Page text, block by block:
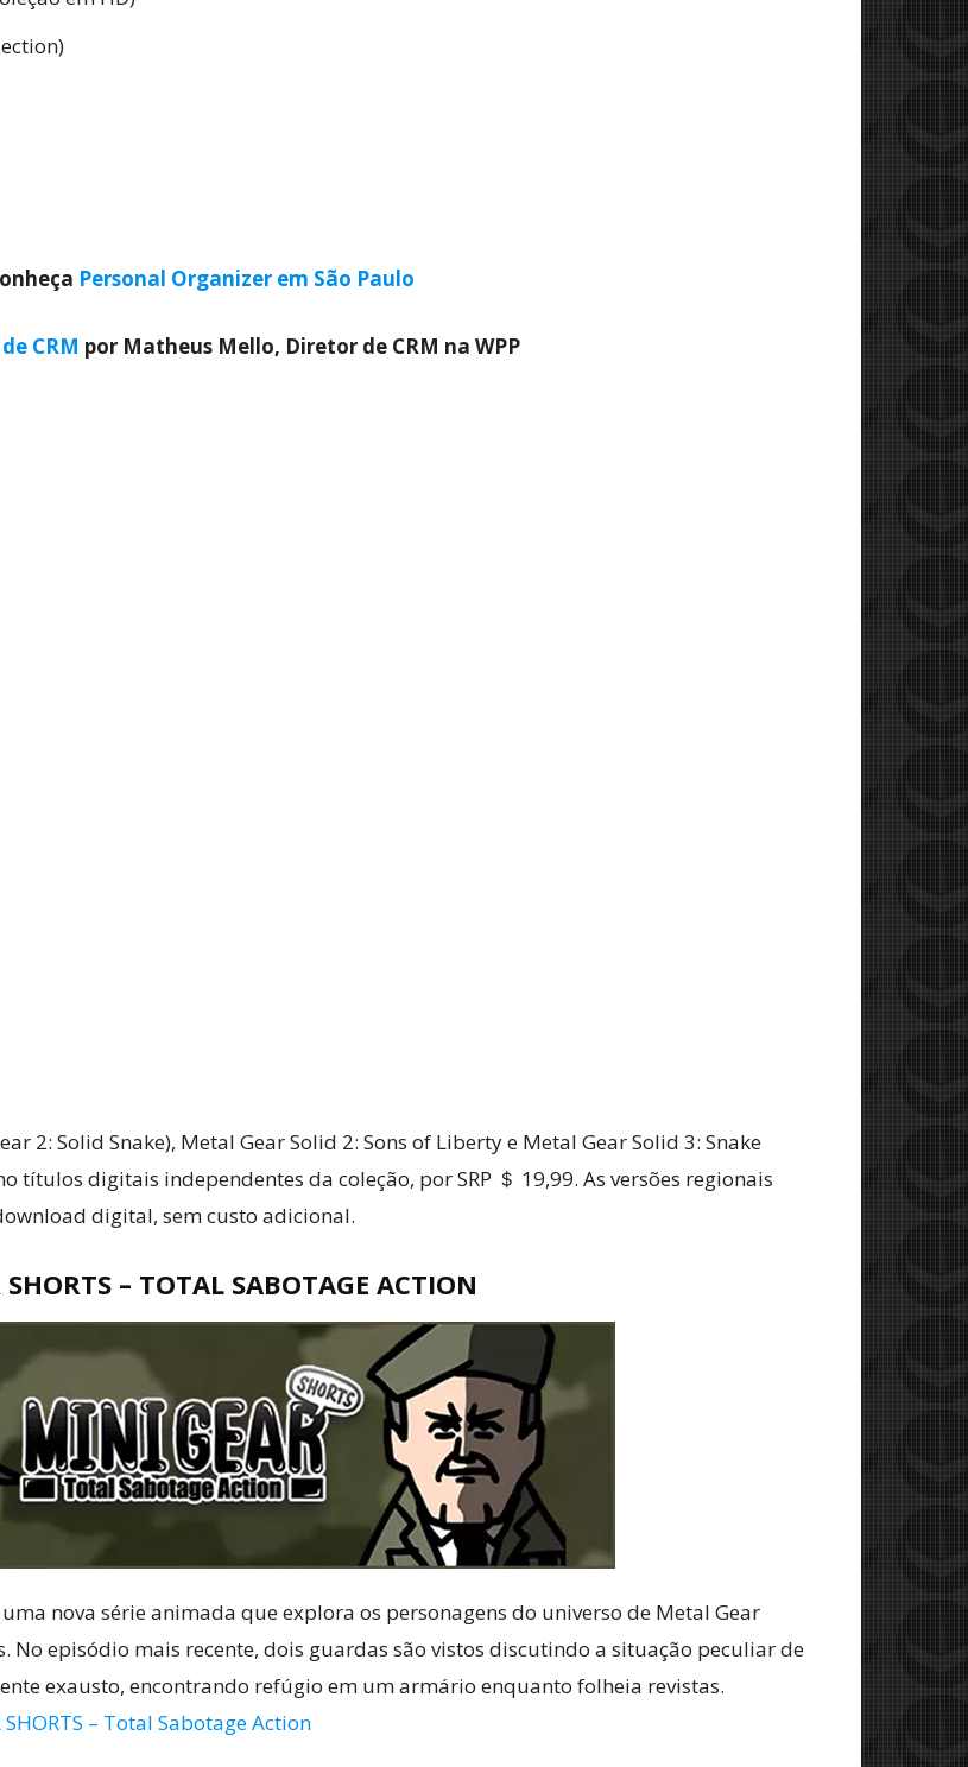
Personal Organizer em São Paulo
CRM por Matheus Mello, Diretor de CRM na WPP
2: Solid Snake), Metal Gear Solid 2: Sons of Liberty e Metal Gear Solid 3: Snake
digitais independentes da coleção, por SRP ＄ 19,99. As versões regionais
digital, sem custo adicional.
– TOTAL SABOTAGE ACTION
uma nova série animada que explora os personagens do universo de Metal Gear
No episódio mais recente, dois guardas são vistos discutindo a situação peculiar de
exausto, encontrando refúgio em um armário enquanto folheia revistas.
SHORTS – Total Sabotage Action